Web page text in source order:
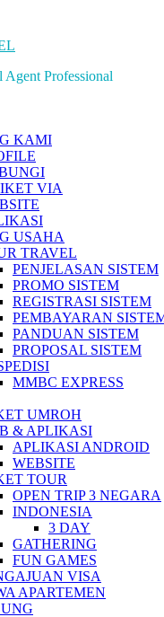
Professional
KAMI
VIA
USAHA
TRAVEL
PENJELASAN SISTEM
PROMO SISTEM
REGISTRASI SISTEM
PEMBAYARAN
PANDUAN SISTEM
PROPOSAL SISTEM
MMBC EXPRESS
UMROH
& APLIKASI
APLIKASI ANDROID
WEBSITE
TOUR
OPEN TRIP 3 NEGARA
INDONESIA
3 DAY
GATHERING
FUN GAMES
VISA
APARTEMEN